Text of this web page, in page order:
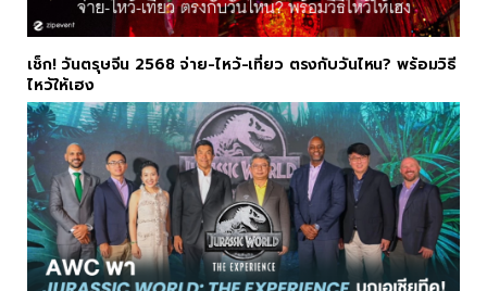
เช็ก! วันตรุษจีน 2568 จ่าย-ไหว้-เที่ยว ตรงกับวันไหน? พร้อมวิธี
ไหว้ให้เฮง